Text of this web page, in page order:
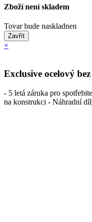
Zboží není skladem
Tovar bude naskladnen
Zavřít
×
Exclusive ocelový
- 5 letá záruka pro
na konstrukci - Náhradní